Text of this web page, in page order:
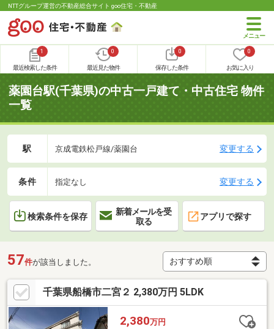
NTTグループ運営の不動産総合サイト goo住宅・不動産
1
最近検索した条件
0
最近見た物件
0
保存した条件
0
お気に入り
薬園台駅(千葉県)の中古一戸建て・中古住宅 物件
一覧
駅 京成電鉄松戸線/薬園台 変更する
条件 指定なし 変更する
検索条件を保存
新着メールを受
取る
アプリで探す
57件が該当しました。
千葉県船橋市二宮２ 2,380万円 5LDK
2,380万円